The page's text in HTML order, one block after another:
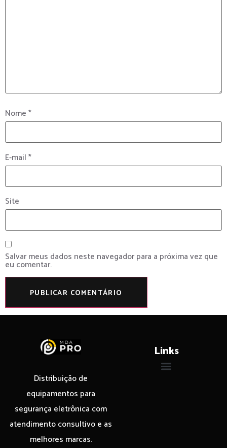
Nome*
E-mail*
Site
Salvar meus dados neste navegador para a próxima vez que
eu comentar.
Distribuição de
equipamentos para
segurança eletrônica com
atendimento consultivo e as
melhores marcas.
Links